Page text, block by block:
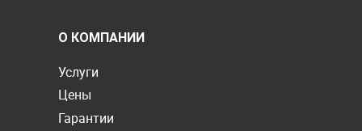
О КОМПАНИИ
Услуги
Цены
Гарантии